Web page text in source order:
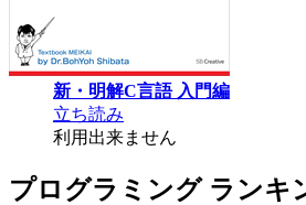
新・明解C言語 入門編
立ち読み
利用出来ません
プログラミング ランキ